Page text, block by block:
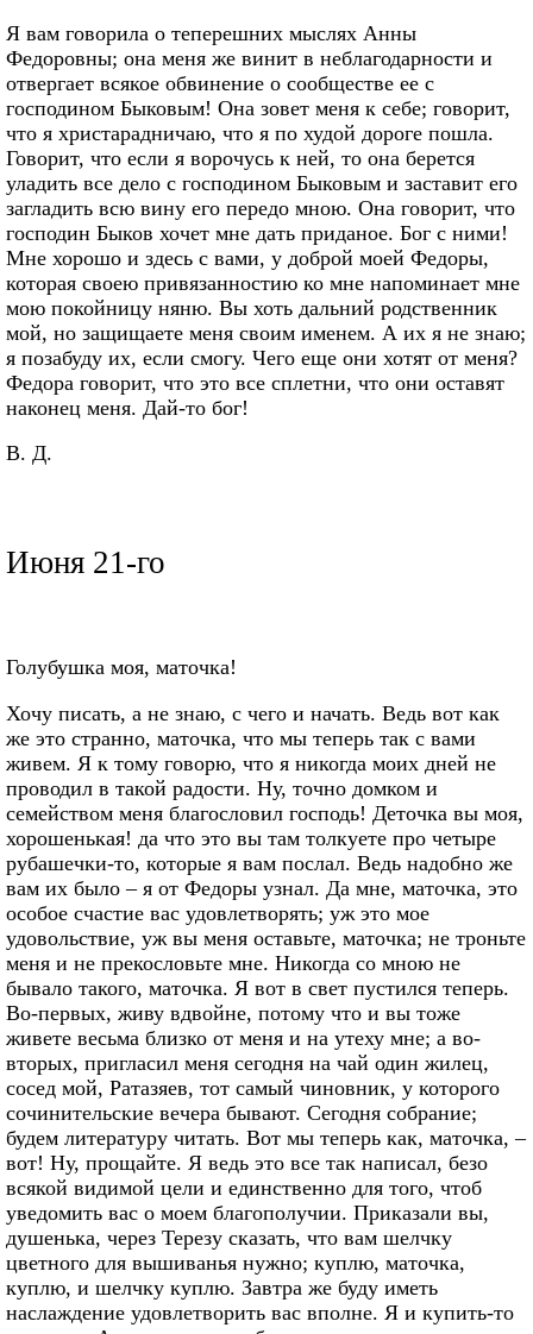
Я вам говорила о теперешних мыслях Анны
Федоровны; она меня же винит в неблагодарности и
отвергает всякое обвинение о сообществе ее с
господином Быковым! Она зовет меня к себе; говорит,
что я христарадничаю, что я по худой дороге пошла.
Говорит, что если я ворочусь к ней, то она берется
уладить все дело с господином Быковым и заставит его
загладить всю вину его передо мною. Она говорит, что
господин Быков хочет мне дать приданое. Бог с ними!
Мне хорошо и здесь с вами, у доброй моей Федоры,
которая своею привязанностию ко мне напоминает мне
мою покойницу няню. Вы хоть дальний родственник
мой, но защищаете меня своим именем. А их я не знаю;
я позабуду их, если смогу. Чего еще они хотят от меня?
Федора говорит, что это все сплетни, что они оставят
наконец меня. Дай-то бог!
В. Д.
Июня 21-го
Голубушка моя, маточка!
Хочу писать, а не знаю, с чего и начать. Ведь вот как
же это странно, маточка, что мы теперь так с вами
живем. Я к тому говорю, что я никогда моих дней не
проводил в такой радости. Ну, точно домком и
семейством меня благословил господь! Деточка вы моя,
хорошенькая! да что это вы там толкуете про четыре
рубашечки-то, которые я вам послал. Ведь надобно же
вам их было – я от Федоры узнал. Да мне, маточка, это
особое счастие вас удовлетворять; уж это мое
удовольствие, уж вы меня оставьте, маточка; не троньте
меня и не прекословьте мне. Никогда со мною не
бывало такого, маточка. Я вот в свет пустился теперь.
Во-первых, живу вдвойне, потому что и вы тоже
живете весьма близко от меня и на утеху мне; а во-
вторых, пригласил меня сегодня на чай один жилец,
сосед мой, Ратазяев, тот самый чиновник, у которого
сочинительские вечера бывают. Сегодня собрание;
будем литературу читать. Вот мы теперь как, маточка, –
вот! Ну, прощайте. Я ведь это все так написал, безо
всякой видимой цели и единственно для того, чтоб
уведомить вас о моем благополучии. Приказали вы,
душенька, через Терезу сказать, что вам шелчку
цветного для вышиванья нужно; куплю, маточка,
куплю, и шелчку куплю. Завтра же буду иметь
наслаждение удовлетворить вас вполне. Я и купить-то